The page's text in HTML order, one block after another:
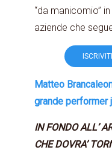
“da manicomio”
aziende che
Matteo
grande performer
IN FONDO ALL’
CHE DOVRA’